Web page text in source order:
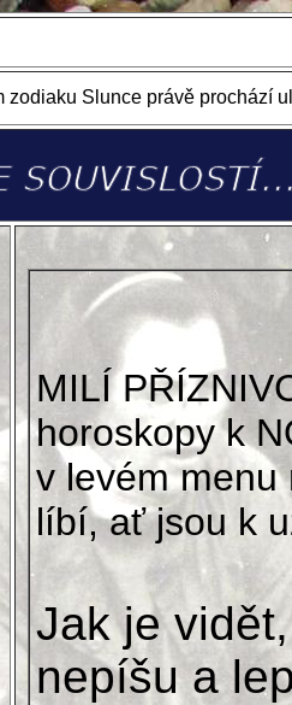
zodiaku Slunce právě prochází
MILÍ
horoskopy k
v levém menu
líbí, ať jsou k
Jak je
nepíšu a